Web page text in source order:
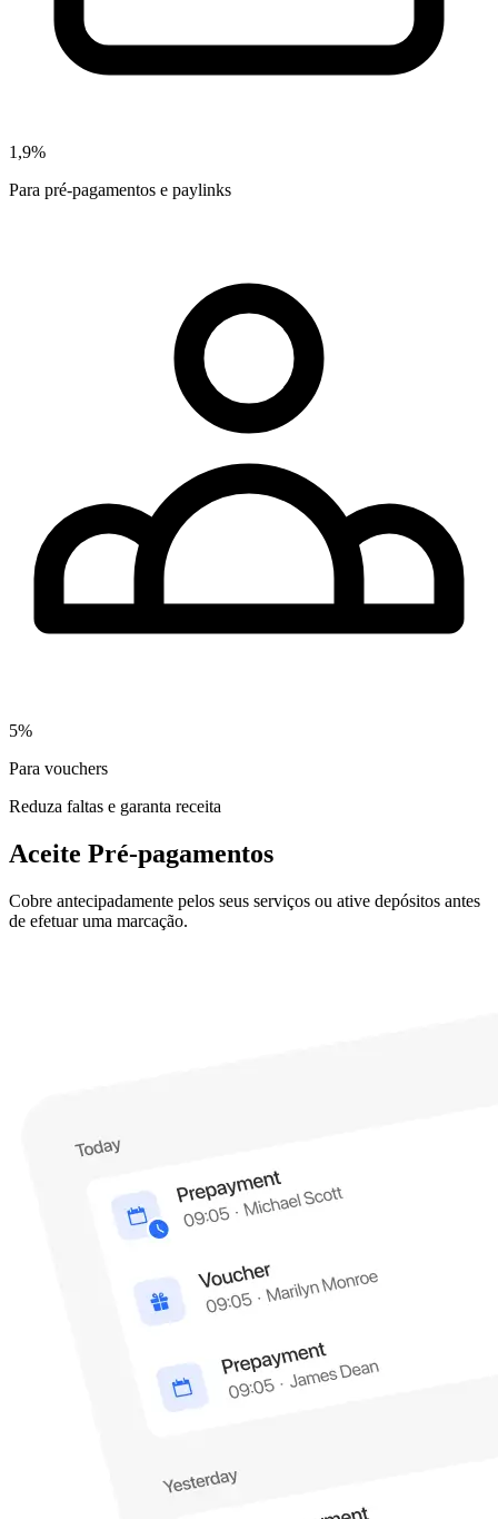
1,9%
Para pré-pagamentos e paylinks
5%
Para vouchers
Reduza faltas e garanta receita
Aceite Pré-pagamentos
Cobre antecipadamente pelos seus serviços ou ative depósitos antes
de efetuar uma marcação.